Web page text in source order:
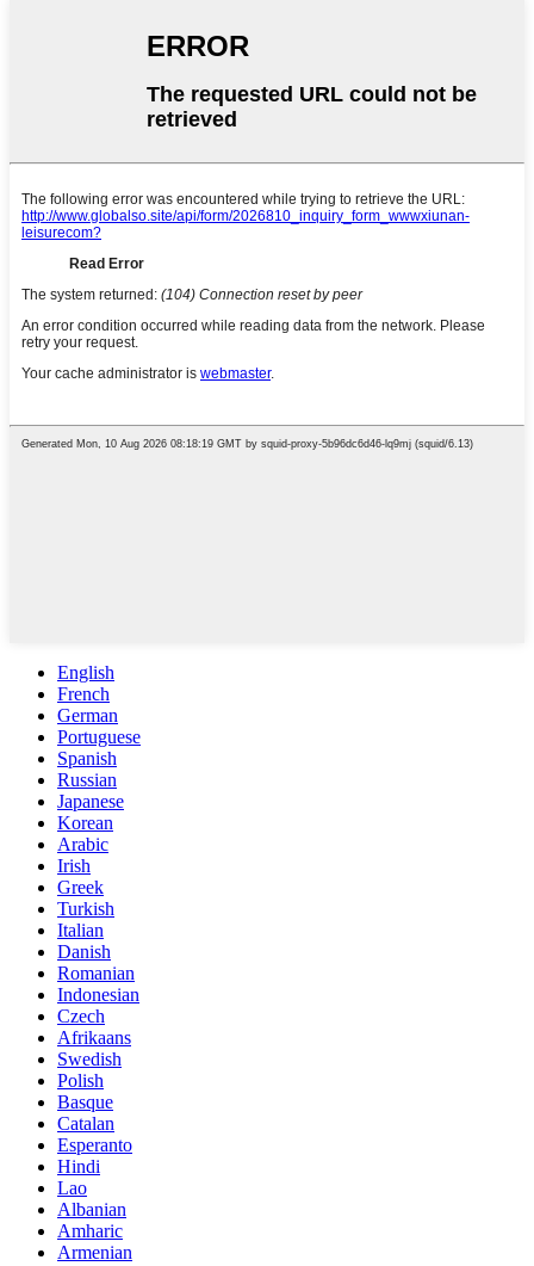
English
French
German
Portuguese
Spanish
Russian
Japanese
Korean
Arabic
Irish
Greek
Turkish
Italian
Danish
Romanian
Indonesian
Czech
Afrikaans
Swedish
Polish
Basque
Catalan
Esperanto
Hindi
Lao
Albanian
Amharic
Armenian